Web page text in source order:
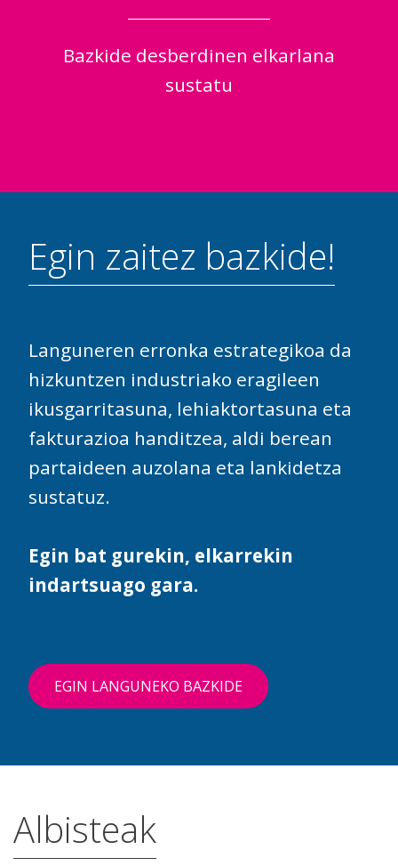
Bazkide desberdinen elkarlana
sustatu
Egin zaitez bazkide!
Languneren erronka estrategikoa da
hizkuntzen industriako eragileen
ikusgarritasuna, lehiaktortasuna eta
fakturazioa handitzea, aldi berean
partaideen auzolana eta lankidetza
sustatuz.
Egin bat gurekin, elkarrekin
indartsuago gara.
EGIN LANGUNEKO BAZKIDE
Albisteak